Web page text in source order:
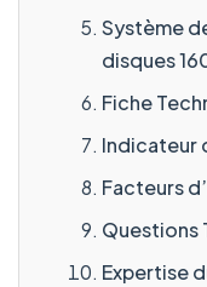
Système
disques
Fiche
Indicateur
Facteurs
Questions
Expertise